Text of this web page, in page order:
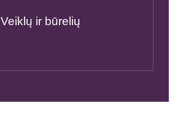
Veiklų ir būrelių